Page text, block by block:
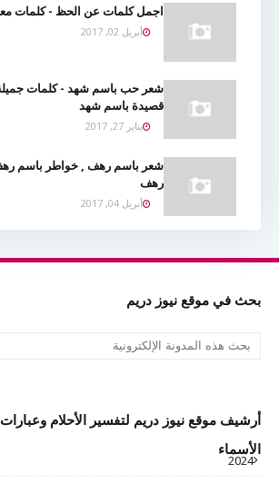
اجمل كلمات عن الحظ - كلمات
أبريل 02, 2017
شعر حب باسم شهد - كلمات
قصيدة باسم شهد
يناير 27, 2017
شعر باسم رهف , خواطر باسم
رهف
أبريل 04, 2017
بحث في موقع نيوز دريم
أرشيف موقع نيوز دريم لتفسير الأحلام
الأسماء
2024